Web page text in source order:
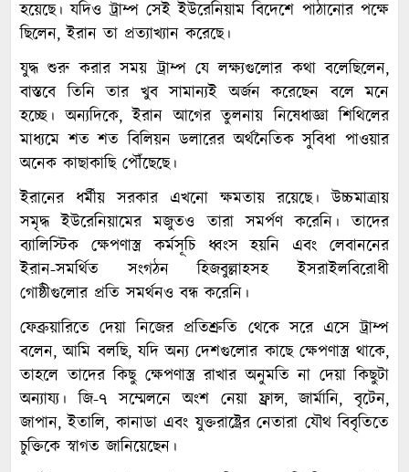
হয়েছে। যদিও ট্রাম্প সেই ইউরেনিয়াম বিদেশে পাঠানোর পক্ষে
ছিলেন, ইরান তা প্রত্যাখ্যান করেছে।
যুদ্ধ শুরু করার সময় ট্রাম্প যে লক্ষ্যগুলোর কথা বলেছিলেন,
বাস্তবে তিনি তার খুব সামান্যই অর্জন করেছেন বলে মনে
হচ্ছে। অন্যদিকে, ইরান আগের তুলনায় নিষেধাজ্ঞা শিথিলের
মাধ্যমে শত শত বিলিয়ন ডলারের অর্থনৈতিক সুবিধা পাওয়ার
অনেক কাছাকাছি পৌঁছেছে।
ইরানের ধর্মীয় সরকার এখনো ক্ষমতায় রয়েছে। উচ্চমাত্রায়
সমৃদ্ধ ইউরেনিয়ামের মজুতও তারা সমর্পণ করেনি। তাদের
ব্যালিস্টিক ক্ষেপণাস্ত্র কর্মসূচি ধ্বংস হয়নি এবং লেবাননের
ইরান-সমর্থিত সংগঠন হিজবুল্লাহসহ ইসরাইলবিরোধী
গোষ্ঠীগুলোর প্রতি সমর্থনও বন্ধ করেনি।
ফেব্রুয়ারিতে দেয়া নিজের প্রতিশ্রুতি থেকে সরে এসে ট্রাম্প
বলেন, আমি বলছি, যদি অন্য দেশগুলোর কাছে ক্ষেপণাস্ত্র থাকে,
তাহলে তাদের কিছু ক্ষেপণাস্ত্র রাখার অনুমতি না দেয়া কিছুটা
অন্যায্য। জি-৭ সম্মেলনে অংশ নেয়া ফ্রান্স, জার্মানি, বৃটেন,
জাপান, ইতালি, কানাডা এবং যুক্তরাষ্ট্রের নেতারা যৌথ বিবৃতিতে
চুক্তিকে স্বাগত জানিয়েছেন।